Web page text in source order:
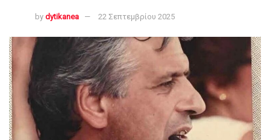
by dytikanea 22 Σεπτεμβρίου 2025